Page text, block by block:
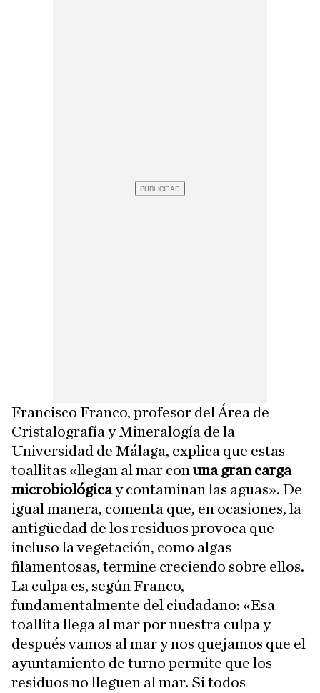
Francisco Franco, profesor del Área de
Cristalografía y Mineralogía de la
Universidad de Málaga, explica que estas
toallitas «llegan al mar con una gran carga
microbiológicay contaminan las aguas». De
igual manera, comenta que, en ocasiones, la
antigüedad de los residuos provoca que
incluso la vegetación, como algas
filamentosas, termine creciendo sobre ellos.
La culpa es, según Franco,
fundamentalmente del ciudadano: «Esa
toallita llega al mar por nuestra culpa y
después vamos al mar y nos quejamos que el
ayuntamiento de turno permite que los
residuos no lleguen al mar. Si todos